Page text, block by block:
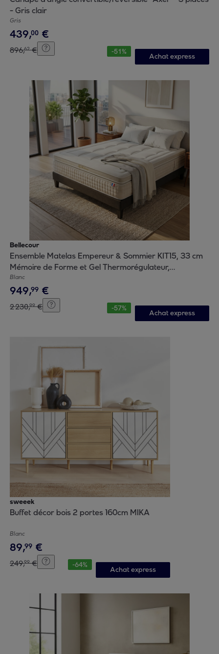
- Gris clair
Gris
439,00 €
896,62 € -51%
Achat express
Bellecour
Ensemble Matelas Empereur & Sommier KIT15, 33 cm
Mémoire de Forme et Gel Thermorégulateur,
technologie Tri-Lattes, Soutien Ferme
Blanc
949,99 €
2230,99 € -57%
Achat express
sweeek
Buffet décor bois 2 portes 160cm MIKA
Blanc
89,99 €
249,99 € -64%
Achat express